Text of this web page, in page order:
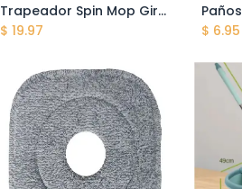
Añadir al carrito
Trapeador Spin Mop Giratorio Con Tina De 5 Lts
$ 19.97
$ 6.95